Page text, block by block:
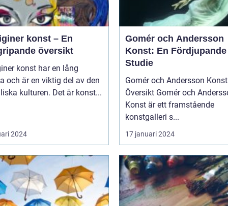
konst – En
översikt
konst har en lång
och är en viktig del av den
kulturen. Det är konst...
2024
Gomér och Andersson
Konst: En Fördjupande
Studie
Gomér och Andersson
Översikt Gomér och Andersson
Konst är ett framstående
konstgalleri s...
17 januari 2024